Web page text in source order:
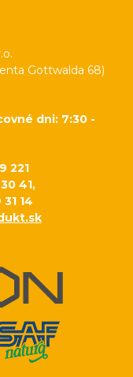
Gottwalda 68)
dni: 7:30 -
221
41,
14